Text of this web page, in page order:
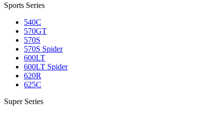
Sports Series
540C
570GT
570S
570S Spider
600LT
600LT Spider
620R
625C
Super Series